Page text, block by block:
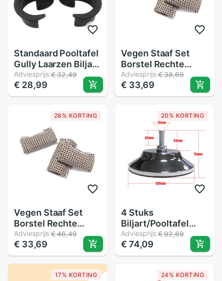
Standaard Pooltafel
Gully Laarzen Biljart
Accessoires 6
Stks/set Tafel
Pocket Liners
Adviesprijs:€ 32,49
€ 28,99
Vegen Staaf Set
Borstel Rechte
Borstel Zwembad
Tafel Schoonmaken
Tool Snooker
Biljart Accessoires
Adviesprijs:€ 38,69
€ 33,69
28% KORTING
Vegen Staaf Set
Borstel Rechte
Borstel Zwembad
Tafel Schoonmaken
Tool Snooker
Schoonmaken Tool
Biljart Accessoires
Adviesprijs:€ 46,49
€ 33,69
20% KORTING
4 Stuks
Biljart/Pooltafel
Been Levelers 5
Inch Metalen Game
Tafel Been Levelers
Feets Voor pooltafel
Adviesprijs:€ 92,69
€ 74,09
17% KORTING 24% KORTING